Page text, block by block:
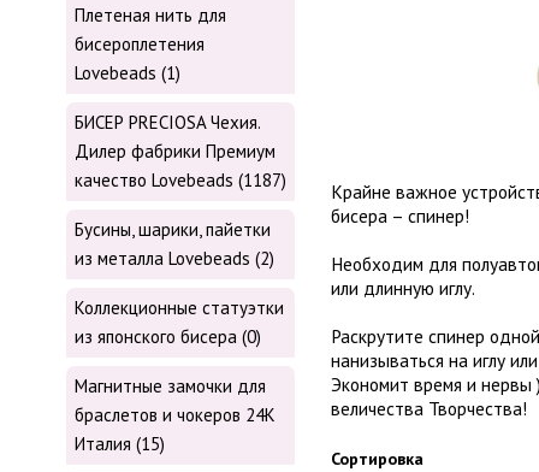
Плетеная нить для
бисероплетения
Lovebeads (1)
БИСЕР PRECIOSA Чехия.
Дилер фабрики Премиум
качество Lovebeads (1187)
Бусины, шарики, пайетки
из металла Lovebeads (2)
Коллекционные статуэтки
из японского бисера (0)
Магнитные замочки для
браслетов и чокеров 24К
Италия (15)
Крайне важное
бисера – спинер!
Необходим для
или длинную иглу.
Раскрутите спинер
нанизываться на иглу
Экономит время и нервы
величества Творчества!
Сортировка